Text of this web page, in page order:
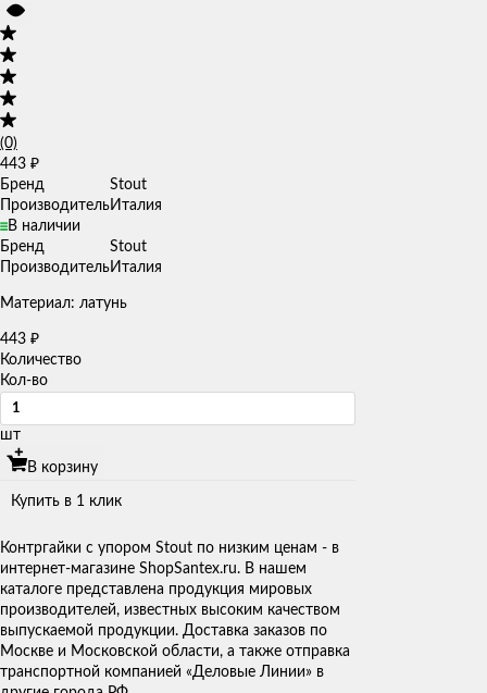
(0)
443 ₽
Бренд
Stout
ПроизводительИталия
В наличии
Бренд
Stout
ПроизводительИталия
Материал: латунь
443 ₽
Количество
Кол-во
шт
В корзину
Купить в 1 клик
Контргайки с упором Stout по низким ценам - в
интернет-магазине ShopSantex.ru. В нашем
каталоге представлена продукция мировых
производителей, известных высоким качеством
выпускаемой продукции. Доставка заказов по
Москве и Московской области, а также отправка
транспортной компанией «Деловые Линии» в